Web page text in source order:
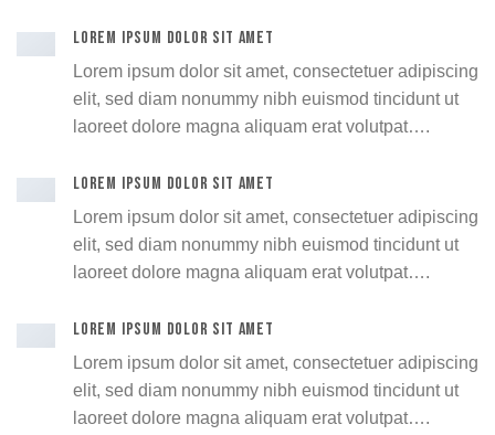
LOREM IPSUM DOLOR SIT AMET
Lorem ipsum dolor sit amet, consectetuer adipiscing
elit, sed diam nonummy nibh euismod tincidunt ut
laoreet dolore magna aliquam erat volutpat….
LOREM IPSUM DOLOR SIT AMET
Lorem ipsum dolor sit amet, consectetuer adipiscing
elit, sed diam nonummy nibh euismod tincidunt ut
laoreet dolore magna aliquam erat volutpat….
LOREM IPSUM DOLOR SIT AMET
Lorem ipsum dolor sit amet, consectetuer adipiscing
elit, sed diam nonummy nibh euismod tincidunt ut
laoreet dolore magna aliquam erat volutpat….